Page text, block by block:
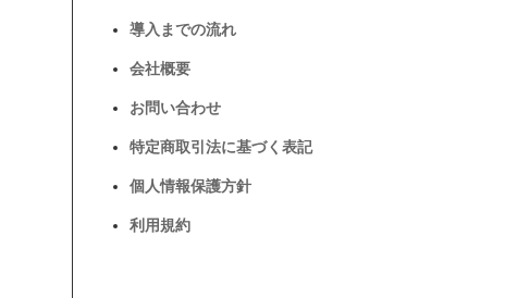
導入までの流れ
会社概要
お問い合わせ
特定商取引法に基づく表記
個人情報保護方針
利用規約